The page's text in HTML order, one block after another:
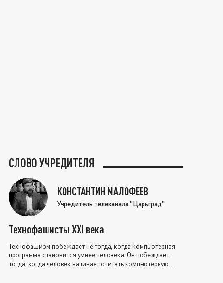
СЛОВО УЧРЕДИТЕЛЯ
КОНСТАНТИН МАЛОФЕЕВ
Учредитель телеканала "Царьград"
Технофашисты XXI века
Технофашизм побеждает не тогда, когда компьютерная
программа становится умнее человека. Он побеждает
тогда, когда человек начинает считать компьютерную